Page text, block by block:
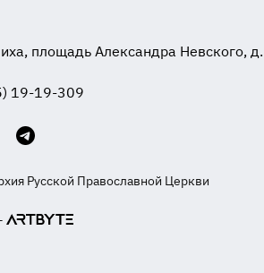
площадь Александра Невского,
19-19-309
Русской Православной Церкви